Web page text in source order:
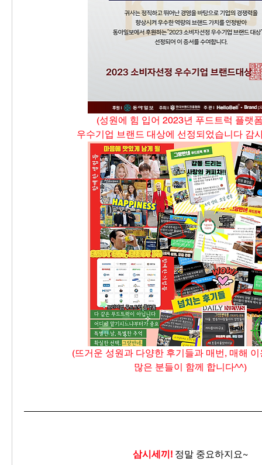
(성원에 힘 입어 2023년 푸드트럭 플랫
우수기업 브랜드 대상에 선정되었습니다 감
(뜨거운 성원과 다양한 후기들과 매번, 매해
많은 분들이 함께 합니다^^)
삼시세끼! 정말 중요하지요~